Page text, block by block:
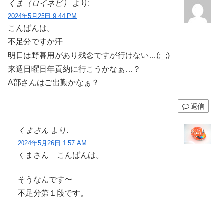
くま（ロイネビ） より:
2024年5月25日 9:44 PM
こんばんは。
不足分ですか汗
明日は野暮用があり残念ですが行けない…(;_;)
来週日曜日年貢納に行こうかなぁ…？
A部さんはご出勤かなぁ？
返信
くまさん より:
2024年5月26日 1:57 AM
くまさん こんばんは。
そうなんです〜
不足分第１段です。